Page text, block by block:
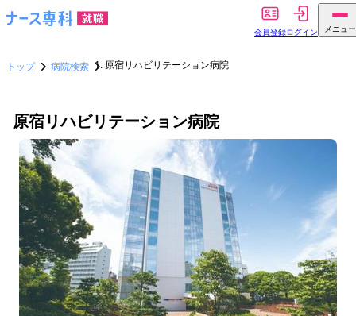
会員登録ログイン メニュー
トップ 病院検索 原宿リハビリテーション病院
原宿リハビリテーション病院